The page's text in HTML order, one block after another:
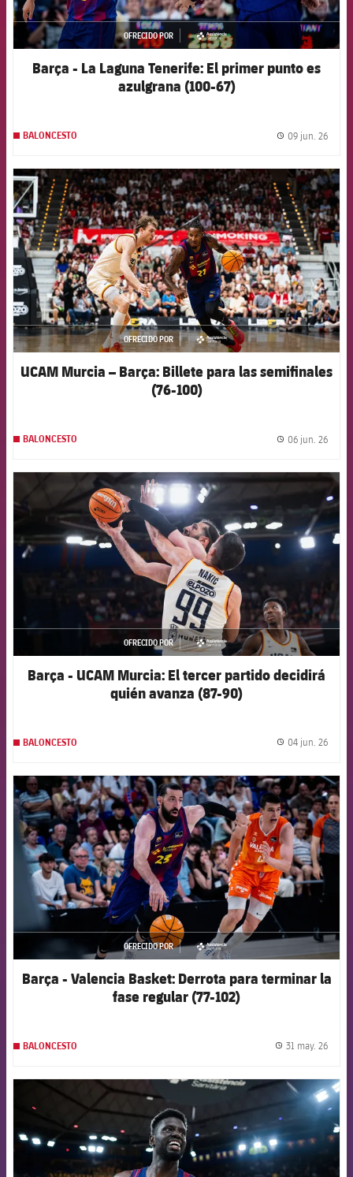
OFRECIDO POR
asistencia
Barça - La Laguna Tenerife: El primer punto es
azulgrana (100-67)
BALONCESTO 09 jun. 26
FCB Barcelona badge
OFRECIDO POR
asistencia
UCAM Murcia – Barça: Billete para las semifinales
(76-100)
BALONCESTO 06 jun. 26
FCB Barcelona badge
OFRECIDO POR
asistencia
Barça - UCAM Murcia: El tercer partido decidirá
quién avanza (87-90)
BALONCESTO 04 jun. 26
FCB Barcelona badge
OFRECIDO POR
asistencia
Barça - Valencia Basket: Derrota para terminar la
fase regular (77-102)
BALONCESTO 31 may. 26
FCB Barcelona badge